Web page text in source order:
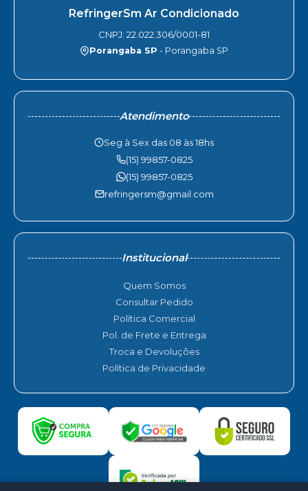
RefringerSm Ar Condicionado
CNPJ: 22.022.306/0001-81
Porangaba SP - Porangaba SP
Atendimento
Seg à Sex das 08 às 18hs
(15) 99857-0825
(15) 99857-0825
refringersm@gmail.com
Institucional
Quem Somos
Consultar Pedido
Política Comercial
Pol. de Frete e Entrega
Troca e Devoluções
Política de Privacidade